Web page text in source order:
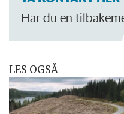
Har du en
eller kritikk? Eller
LES OGSÅ